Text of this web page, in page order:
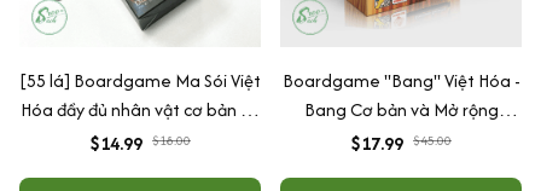
[55 lá] Boardgame Ma Sói Việt
Hóa đầy đủ nhân vật cơ bản và
mở rộng kèm hướng dẫn
$14.99 $18.00
Boardgame "Bang" Việt Hóa -
Bang Cơ bản và Mở rộng
Bang! Dodge City gắn kết gia
$17.99 $45.00